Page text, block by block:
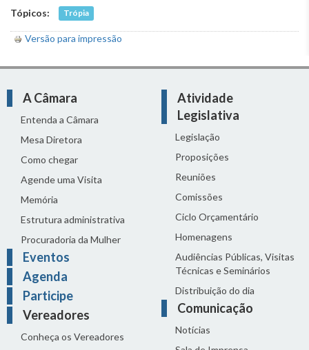
Tópicos: Trópia
Versão para impressão
A Câmara
Entenda a Câmara
Mesa Diretora
Como chegar
Agende uma Visita
Memória
Estrutura administrativa
Procuradoria da Mulher
Eventos
Agenda
Participe
Vereadores
Conheça os Vereadores
Atividade
Legislativa
Legislação
Proposições
Reuniões
Comissões
Ciclo Orçamentário
Homenagens
Audiências Públicas, Visitas
Técnicas e Seminários
Distribuição do dia
Comunicação
Notícias